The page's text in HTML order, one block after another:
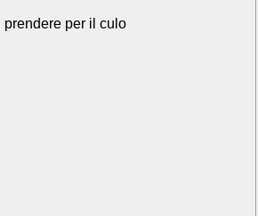
prendere per il culo